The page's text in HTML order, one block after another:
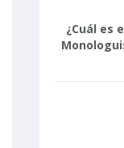
¿Cuál es